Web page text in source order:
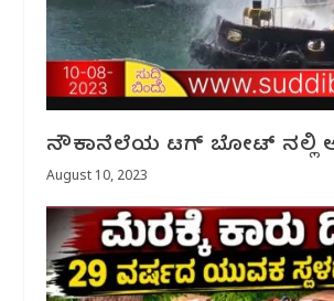
ನೌಕಾನೆಲೆಯ ಟಗ್ ಬೋಟ್ ನಲ್ಲಿ
August 10, 2023